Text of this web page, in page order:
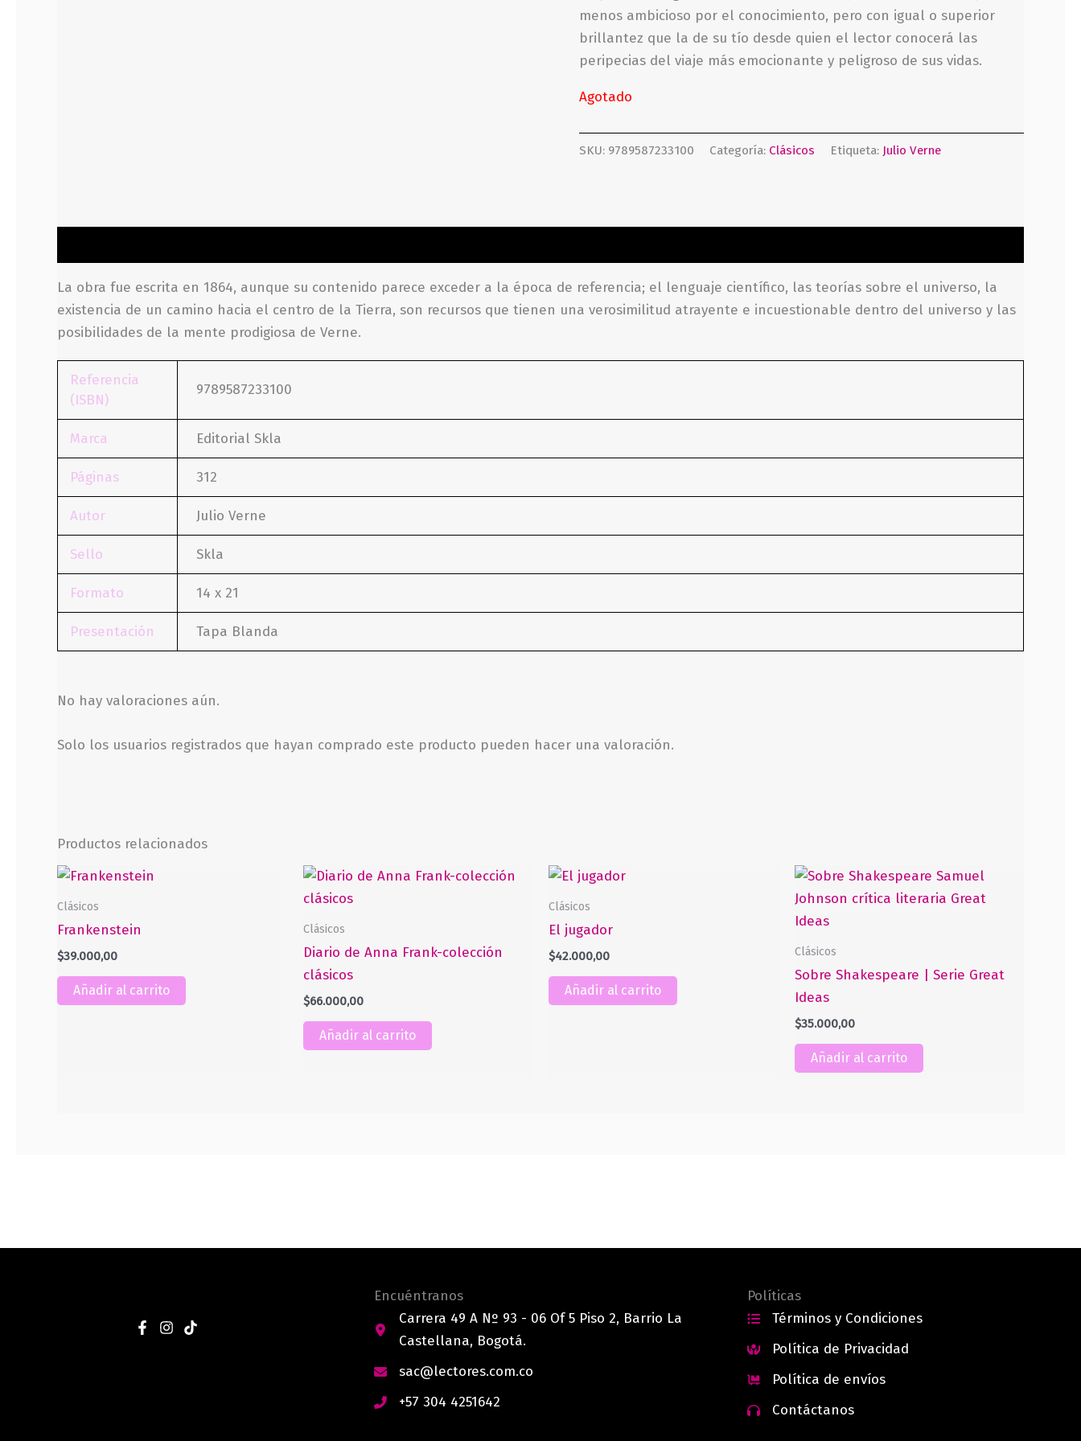
menos ambicioso por el conocimiento, pero con igual o superior
brillantez que la de su tío desde quien el lector conocerá las
peripecias del viaje más emocionante y peligroso de sus vidas.
Agotado
SKU: 9789587233100 Categoría: Clásicos Etiqueta: Julio Verne
La obra fue escrita en 1864, aunque su contenido parece exceder a la época de referencia; el lenguaje científico, las teorías sobre el universo, la
existencia de un camino hacia el centro de la Tierra, son recursos que tienen una verosimilitud atrayente e incuestionable dentro del universo y las
posibilidades de la mente prodigiosa de Verne.
Referencia
(ISBN)
9789587233100
Marca Editorial Skla
Páginas 312
Autor Julio Verne
Sello Skla
Formato 14 x 21
Presentación Tapa Blanda
No hay valoraciones aún.
Solo los usuarios registrados que hayan comprado este producto pueden hacer una valoración.
Productos relacionados
Clásicos
Frankenstein
$39.000,00
Añadir al carrito
Clásicos
Diario de Anna Frank-colección
clásicos
$66.000,00
Añadir al carrito
Clásicos
El jugador
$42.000,00
Añadir al carrito
Clásicos
Sobre Shakespeare | Serie Great
Ideas
$35.000,00
Añadir al carrito
Encuéntranos
Carrera 49 A Nº 93 - 06 Of 5 Piso 2, Barrio La
Castellana, Bogotá.
sac@lectores.com.co
+57 304 4251642
Políticas
Términos y Condiciones
Política de Privacidad
Política de envíos
Contáctanos